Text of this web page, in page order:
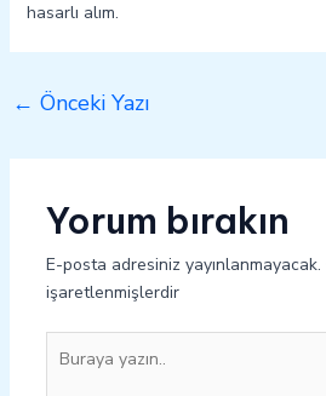
hasarlı alım.
← Önceki Yazı
Yorum bırakın
E-posta adresiniz yayınlanmayacak.
işaretlenmişlerdir
yazın..